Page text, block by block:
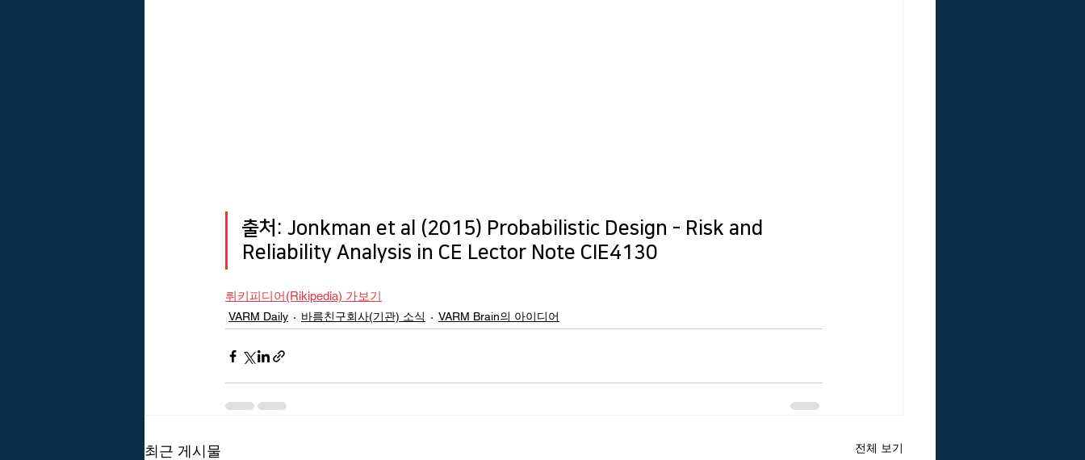
출처: Jonkman et al (2015) Probabilistic Design - Risk and
Reliability Analysis in CE Lector Note CIE4130
뤼키피디어(Rikipedia) 가보기
VARM Daily 바름친구회사(기관) 소식 VARM Brain의 아이디어
최근 게시물 전체 보기